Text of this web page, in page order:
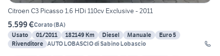
Citroen C3 Picasso 1.6 HDi 110cv Exclusive - 2011
5.599 €Corato(BA)
Usato
01/2011 182149 Km Diesel Manuale
Euro 5
Rivenditore AUTO LOBASCIO di Sabino Lobascio